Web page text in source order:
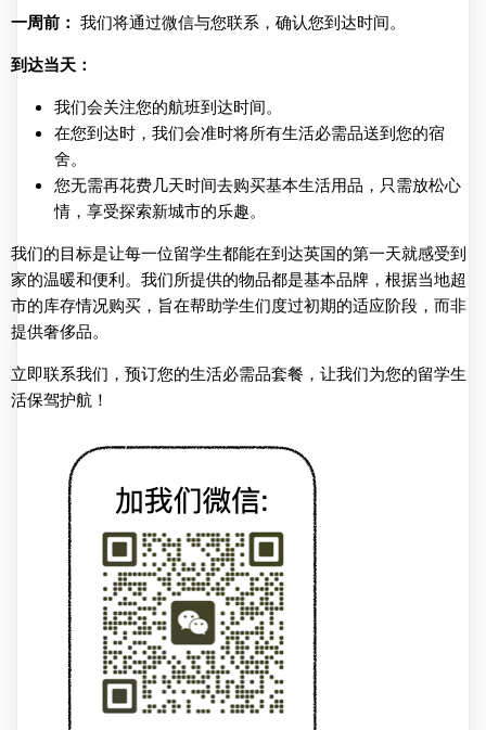
一周前： 我们将通过微信与您联系，确认您到达时间。
到达当天：
我们会关注您的航班到达时间。
在您到达时，我们会准时将所有生活必需品送到您的宿
舍。
您无需再花费几天时间去购买基本生活用品，只需放松心
情，享受探索新城市的乐趣。
我们的目标是让每一位留学生都能在到达英国的第一天就感受到
家的温暖和便利。我们所提供的物品都是基本品牌，根据当地超
市的库存情况购买，旨在帮助学生们度过初期的适应阶段，而非
提供奢侈品。
立即联系我们，预订您的生活必需品套餐，让我们为您的留学生
活保驾护航！